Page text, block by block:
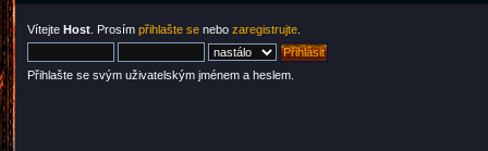
Vítejte Host . Prosím přihlašte se nebo zaregistrujte
Přihlašte se svým uživatelským jménem a heslem.